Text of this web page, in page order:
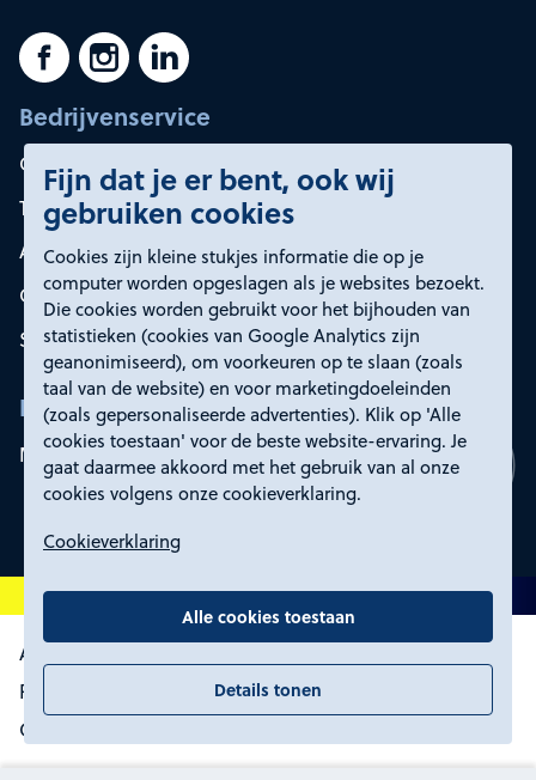
Fijn dat je er bent, ook wij
gebruiken cookies
Cookies zijn kleine stukjes informatie die op je
computer worden opgeslagen als je websites bezoekt.
Die cookies worden gebruikt voor het bijhouden van
statistieken (cookies van Google Analytics zijn
geanonimiseerd), om voorkeuren op te slaan (zoals
taal van de website) en voor marketingdoeleinden
(zoals gepersonaliseerde advertenties). Klik op 'Alle
cookies toestaan' voor de beste website-ervaring. Je
gaat daarmee akkoord met het gebruik van al onze
cookies volgens onze cookieverklaring.
Cookieverklaring
Alle cookies toestaan
Details tonen
Bedrijvenservice
Container huren
Tarieven
Afvalsoorten
Onze oplossingen
Service en contact
Rd4
Mijn Rd4
Algemene voorwaarden
Proclaimer, toegankelijkheid en privacy
Certificering